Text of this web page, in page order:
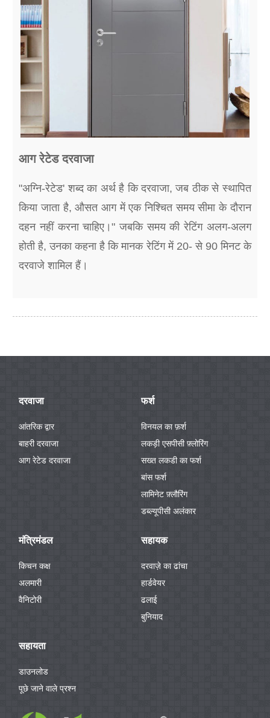
आग रेटेड दरवाजा
"अग्नि-रेटेड' शब्द का अर्थ है कि दरवाजा, जब ठीक से स्थापित
किया जाता है, औसत आग में एक निश्चित समय सीमा के दौरान
दहन नहीं करना चाहिए।" जबकि समय की रेटिंग अलग-अलग
होती है, उनका कहना है कि मानक रेटिंग में 20- से 90 मिनट के
दरवाजे शामिल हैं।
दरवाजा
आंतरिक द्वार
बाहरी दरवाजा
आग रेटेड दरवाजा
फर्श
विनयल का फ़र्श
लकड़ी एसपीसी फ़्लोरिंग
सख्त लकडी का फर्श
बांस फर्श
लामिनेट फ़्लौरिंग
डब्ल्यूपीसी अलंकार
मंत्रिमंडल
किचन कक्ष
अलमारी
वैनिटोरी
सहायक
दरवाज़े का ढांचा
हार्डवेयर
ढलाई
बुनियाद
सहायता
डाउनलोड
पूछे जाने वाले प्रश्न